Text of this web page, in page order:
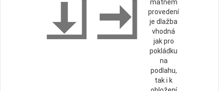
matném
provedení
je dlažba
vhodná
jak pro
pokládku
na
podlahu,
tak i k